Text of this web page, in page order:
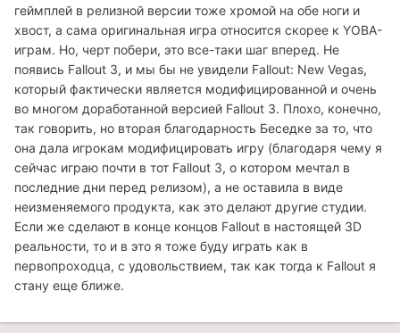
геймплей в релизной версии тоже хромой на обе ноги и
хвост, а сама оригинальная игра относится скорее к YOBA-
играм. Но, черт побери, это все-таки шаг вперед. Не
появись Fallout 3, и мы бы не увидели Fallout: New Vegas,
который фактически является модифицированной и очень
во многом доработанной версией Fallout 3. Плохо, конечно,
так говорить, но вторая благодарность Беседке за то, что
она дала игрокам модифицировать игру (благодаря чему я
сейчас играю почти в тот Fallout 3, о котором мечтал в
последние дни перед релизом), а не оставила в виде
неизменяемого продукта, как это делают другие студии.
Если же сделают в конце концов Fallout в настоящей 3D
реальности, то и в это я тоже буду играть как в
первопроходца, с удовольствием, так как тогда к Fallout я
стану еще ближе.